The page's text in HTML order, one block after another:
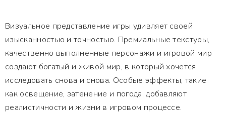
Визуальное представление игры удивляет своей
изысканностью и точностью. Премиальные текстуры,
качественно выполненные персонажи и игровой мир
создают богатый и живой мир, в который хочется
исследовать снова и снова. Особые эффекты, такие
как освещение, затенение и погода, добавляют
реалистичности и жизни в игровом процессе.